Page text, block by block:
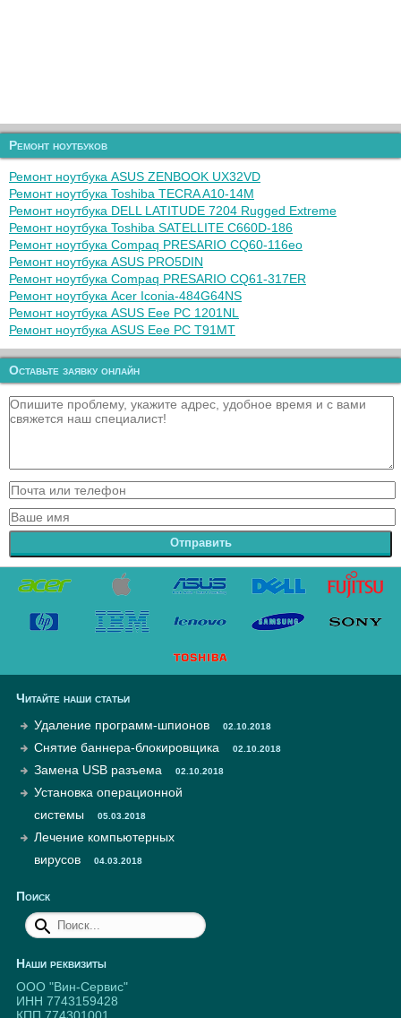
Ремонт ноутбуков
Ремонт ноутбука ASUS ZENBOOK UX32VD
Ремонт ноутбука Toshiba TECRA A10-14M
Ремонт ноутбука DELL LATITUDE 7204 Rugged Extreme
Ремонт ноутбука Toshiba SATELLITE C660D-186
Ремонт ноутбука Compaq PRESARIO CQ60-116eo
Ремонт ноутбука ASUS PRO5DIN
Ремонт ноутбука Compaq PRESARIO CQ61-317ER
Ремонт ноутбука Acer Iconia-484G64NS
Ремонт ноутбука ASUS Eee PC 1201NL
Ремонт ноутбука ASUS Eee PC T91MT
Оставьте заявку онлайн
Отправить
Читайте наши статьи
Удаление программ-шпионов
02.10.2018
Снятие баннера-блокировщика 02.10.2018
Замена USB разъема 02.10.2018
Установка операционной
системы
05.03.2018
Лечение компьютерных
вирусов
04.03.2018
Поиск
Наши реквизиты
ООО "Вин-Сервис"
ИНН 7743159428